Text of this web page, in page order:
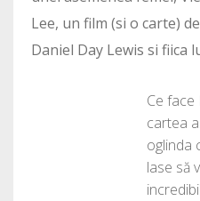
Lee, un film (si o carte)
Daniel Day Lewis si fiica
Ce face
cartea
oglinda
lase să